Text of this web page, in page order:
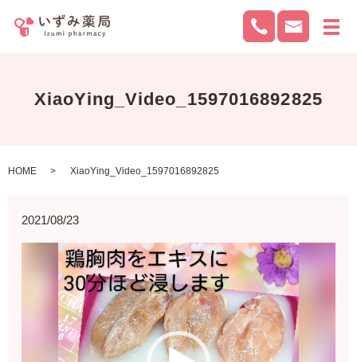
メ
XiaoYing_Video_1597016892825
HOME XiaoYing_Video_1597016892825
2021/08/23